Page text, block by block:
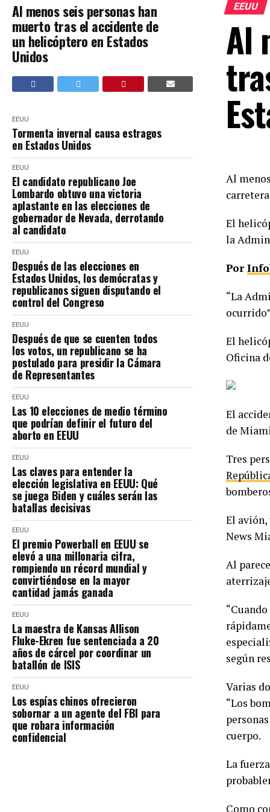
Al menos seis personas han
muerto tras el accidente de
un helicóptero en Estados
Unidos
EEUU
Tormenta invernal causa estragos
en Estados Unidos
EEUU
El candidato republicano Joe
Lombardo obtuvo una victoria
aplastante en las elecciones de
gobernador de Nevada, derrotando
al candidato
EEUU
Después de las elecciones en
Estados Unidos, los demócratas y
republicanos siguen disputando el
control del Congreso
EEUU
Después de que se cuenten todos
los votos, un republicano se ha
postulado para presidir la Cámara
de Representantes
EEUU
Las 10 elecciones de medio término
que podrían definir el futuro del
aborto en EEUU
EEUU
Las claves para entender la
elección legislativa en EEUU: Qué
se juega Biden y cuáles serán las
batallas decisivas
EEUU
El premio Powerball en EEUU se
elevó a una millonaria cifra,
rompiendo un récord mundial y
convirtiéndose en la mayor
cantidad jamás ganada
EEUU
La maestra de Kansas Allison
Fluke-Ekren fue sentenciada a 20
años de cárcel por coordinar un
batallón de ISIS
EEUU
Los espías chinos ofrecieron
sobornar a un agente del FBI para
que robara información
confidencial
EEUU
Al
Al
El
la
Por
“La
El
Oficina
El
de
Tres
El avión,
News
Al
según
Varias
“Los
cuerpo.
La
Como